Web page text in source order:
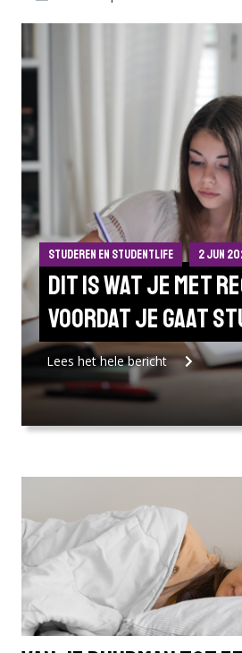
Studeren en Studentlife 2 jun
Dit is wat je met
voordat je gaat
Lees het hele bericht